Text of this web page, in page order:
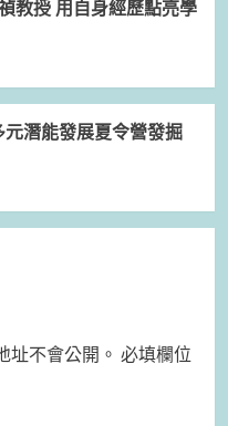
教授 用自身經歷點亮學
潛能發展夏令營發掘
址不會公開。 必填欄位